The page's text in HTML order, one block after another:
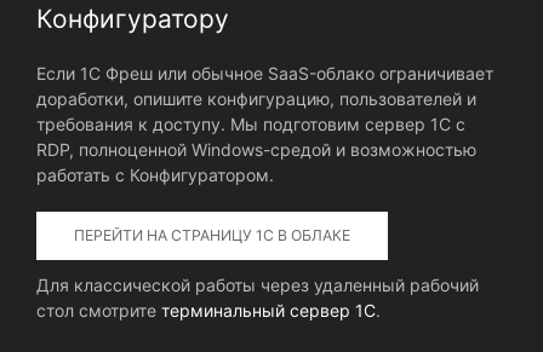
Конфигуратору
Если 1С Фреш или обычное SaaS-облако ограничивает
доработки, опишите конфигурацию, пользователей и
требования к доступу. Мы подготовим сервер 1С с
RDP, полноценной Windows-средой и возможностью
работать с Конфигуратором.
ПЕРЕЙТИ НА СТРАНИЦУ 1С В ОБЛАКЕ
Для классической работы через удаленный рабочий
стол смотрите терминальный сервер 1С.